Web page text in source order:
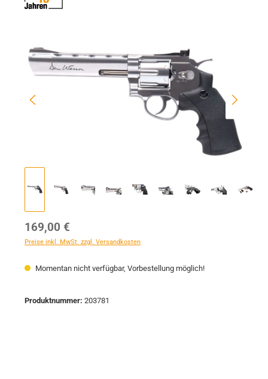
Regulärer Preis:
169,00 €
Preise inkl. MwSt. zzgl. Versandkosten
Momentan nicht verfügbar, Vorbestellung möglich!
Produktnummer: 203781